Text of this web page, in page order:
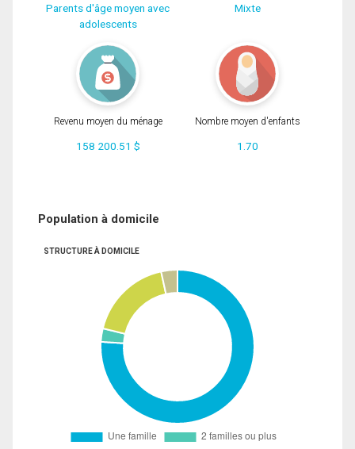
Parents d'âge moyen avec
adolescents
Mixte
Revenu moyen du ménage
158 200.51 $
Nombre moyen d'enfants
1.70
Population à domicile
STRUCTURE À DOMICILE